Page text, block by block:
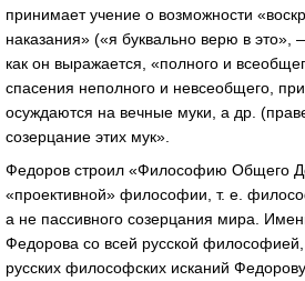
принимает учение о возможности
наказания» («я буквально верю в
как он выражается, «полного и
спасения неполного и невсеобщего,
осуждаются на вечные муки, а др.
созерцание этих мук».
Федоров строил «Философию Общего
«проективной» философии, т. е.
а не пассивного созерцания мира.
Федорова со всей русской
русских философских исканий